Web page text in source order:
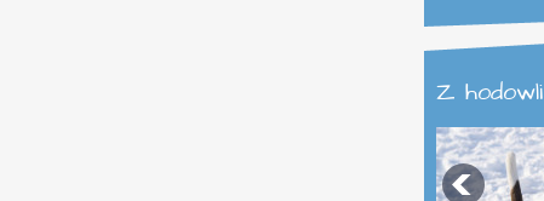
Z hodowli